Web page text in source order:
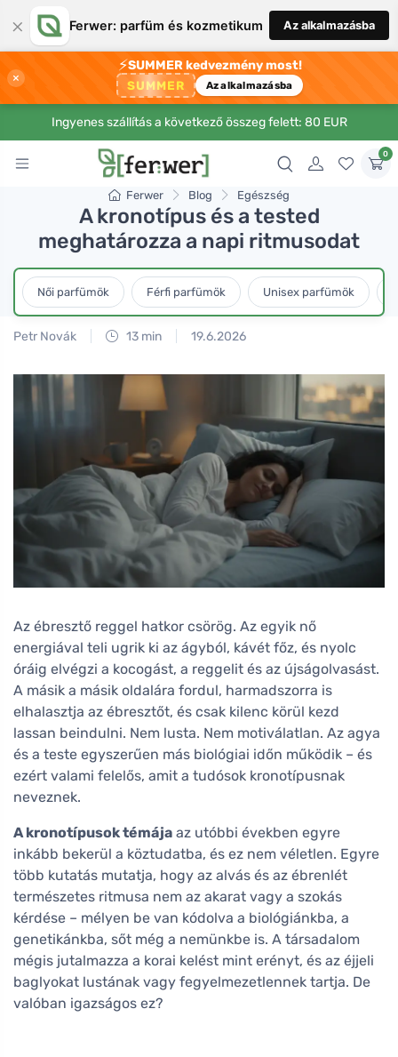
× Ferwer: parfüm és kozmetikum Az alkalmazásba
×
⚡SUMMER kedvezmény most!
SUMMER Az alkalmazásba
Ingyenes szállítás a következő összeg felett: 80 EUR
0
Ferwer Blog Egészség
A kronotípus és a tested
meghatározza a napi ritmusodat
Női parfümök Férfi parfümök Unisex parfümök
Petr Novák 13 min 19.6.2026
Az ébresztő reggel hatkor csörög. Az egyik nő
energiával teli ugrik ki az ágyból, kávét főz, és nyolc
óráig elvégzi a kocogást, a reggelit és az újságolvasást.
A másik a másik oldalára fordul, harmadszorra is
elhalasztja az ébresztőt, és csak kilenc körül kezd
lassan beindulni. Nem lusta. Nem motiválatlan. Az agya
és a teste egyszerűen más biológiai időn működik – és
ezért valami felelős, amit a tudósok kronotípusnak
neveznek.
A kronotípusok témája az utóbbi években egyre
inkább bekerül a köztudatba, és ez nem véletlen. Egyre
több kutatás mutatja, hogy az alvás és az ébrenlét
természetes ritmusa nem az akarat vagy a szokás
kérdése – mélyen be van kódolva a biológiánkba, a
genetikánkba, sőt még a nemünkbe is. A társadalom
mégis jutalmazza a korai kelést mint erényt, és az éjjeli
baglyokat lustának vagy fegyelmezetlennek tartja. De
valóban igazságos ez?